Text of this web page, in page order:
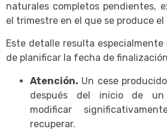
naturales completos pendientes,
el trimestre en el que se produce el
Este detalle resulta
de planificar la fecha de
Atención. Un cese
después del inicio de un
modificar
recuperar.